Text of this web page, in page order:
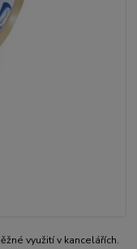
využití v kancelářích.